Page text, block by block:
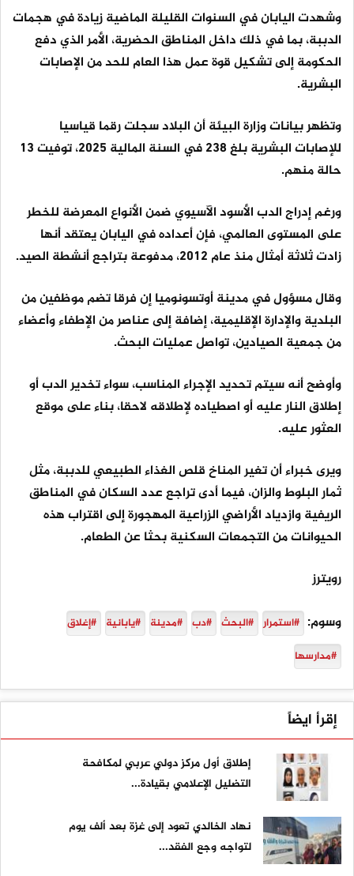
وشهدت اليابان في السنوات القليلة الماضية زيادة في هجمات
الدببة، بما في ذلك داخل المناطق الحضرية، الأمر الذي دفع
الحكومة إلى تشكيل قوة ​عمل هذا العام للحد من الإصابات
البشرية.
وتظهر بيانات وزارة البيئة ​أن البلاد سجلت رقما قياسيا
للإصابات البشرية بلغ 238 في السنة المالية 2025، ‌توفيت ⁠13
حالة منهم.
ورغم إدراج الدب الأسود الآسيوي ضمن الأنواع المعرضة للخطر
على المستوى العالمي، فإن أعداده في اليابان يعتقد أنها
زادت ثلاثة أمثال منذ عام 2012، مدفوعة بتراجع أنشطة الصيد.
وقال مسؤول في ​مدينة أوتسونوميا إن ​فرقا تضم ⁠موظفين من
البلدية والإدارة الإقليمية، إضافة إلى عناصر من الإطفاء وأعضاء
من جمعية الصيادين، تواصل عمليات ​البحث.
وأوضح أنه سيتم تحديد الإجراء المناسب، سواء تخدير ​الدب أو
⁠إطلاق النار عليه أو اصطياده لإطلاقه لاحقا، بناء على موقع
العثور عليه.
ويرى خبراء أن تغير المناخ قلص الغذاء الطبيعي للدببة، مثل
ثمار ⁠البلوط ​والزان، فيما أدى تراجع عدد السكان ​في المناطق
الريفية وازدياد الأراضي الزراعية المهجورة إلى اقتراب هذه
الحيوانات من التجمعات السكنية ​بحثا عن الطعام.
رويترز
وسوم: #استمرار #البحث #دب #مدينة #يابانية #إغلاق
#مدارسها
إقرأ ايضاً
إطلاق أول مركز دولي عربي لمكافحة
التضليل الإعلامي بقيادة...
نهاد الخالدي تعود إلى غزة بعد ألف يوم
لتواجه وجع الفقد...